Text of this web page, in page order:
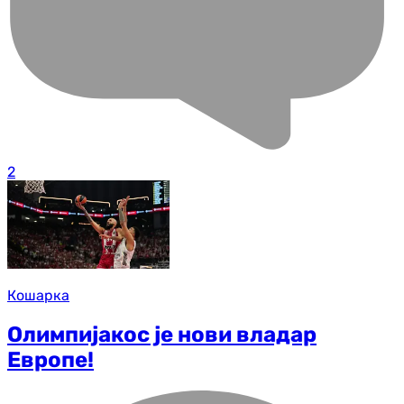
2
Кошарка
Олимпијакос је нови владар
Европе!